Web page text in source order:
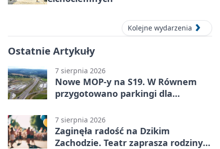
Kolejne wydarzenia
Ostatnie Artykuły
7 sierpnia 2026
Nowe MOP-y na S19. W Równem
przygotowano parkingi dla
7 sierpnia 2026
Zaginęła radość na Dzikim
Zachodzie. Teatr zaprasza rodziny